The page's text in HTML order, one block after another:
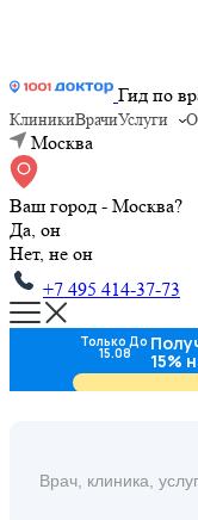
Гид по
КлиникиВрачиУслуги О
Москва
Ваш город - Москва?
Да, он
Нет, не он
+7 495 414-37-73
Только До
15.08 15%